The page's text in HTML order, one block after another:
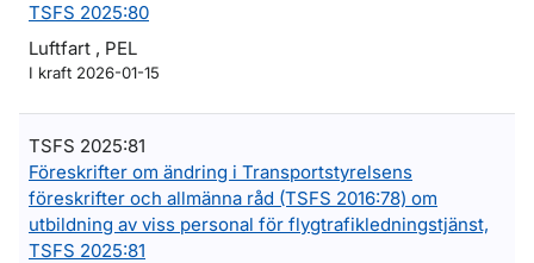
TSFS 2025:80
Luftfart , PEL
I kraft 2026-01-15
TSFS 2025:81
Föreskrifter om ändring i Transportstyrelsens
föreskrifter och allmänna råd (TSFS 2016:78) om
utbildning av viss personal för flygtrafikledningstjänst,
TSFS 2025:81